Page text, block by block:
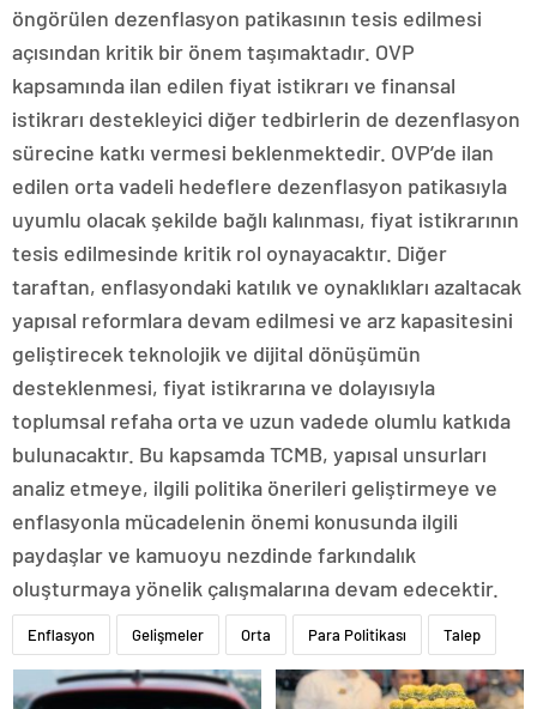
öngörülen dezenflasyon patikasının tesis edilmesi
açısından kritik bir önem taşımaktadır. OVP
kapsamında ilan edilen fiyat istikrarı ve finansal
istikrarı destekleyici diğer tedbirlerin de dezenflasyon
sürecine katkı vermesi beklenmektedir. OVP’de ilan
edilen orta vadeli hedeflere dezenflasyon patikasıyla
uyumlu olacak şekilde bağlı kalınması, fiyat istikrarının
tesis edilmesinde kritik rol oynayacaktır. Diğer
taraftan, enflasyondaki katılık ve oynaklıkları azaltacak
yapısal reformlara devam edilmesi ve arz kapasitesini
geliştirecek teknolojik ve dijital dönüşümün
desteklenmesi, fiyat istikrarına ve dolayısıyla
toplumsal refaha orta ve uzun vadede olumlu katkıda
bulunacaktır. Bu kapsamda TCMB, yapısal unsurları
analiz etmeye, ilgili politika önerileri geliştirmeye ve
enflasyonla mücadelenin önemi konusunda ilgili
paydaşlar ve kamuoyu nezdinde farkındalık
oluşturmaya yönelik çalışmalarına devam edecektir.
Enflasyon Gelişmeler Orta Para Politikası Talep